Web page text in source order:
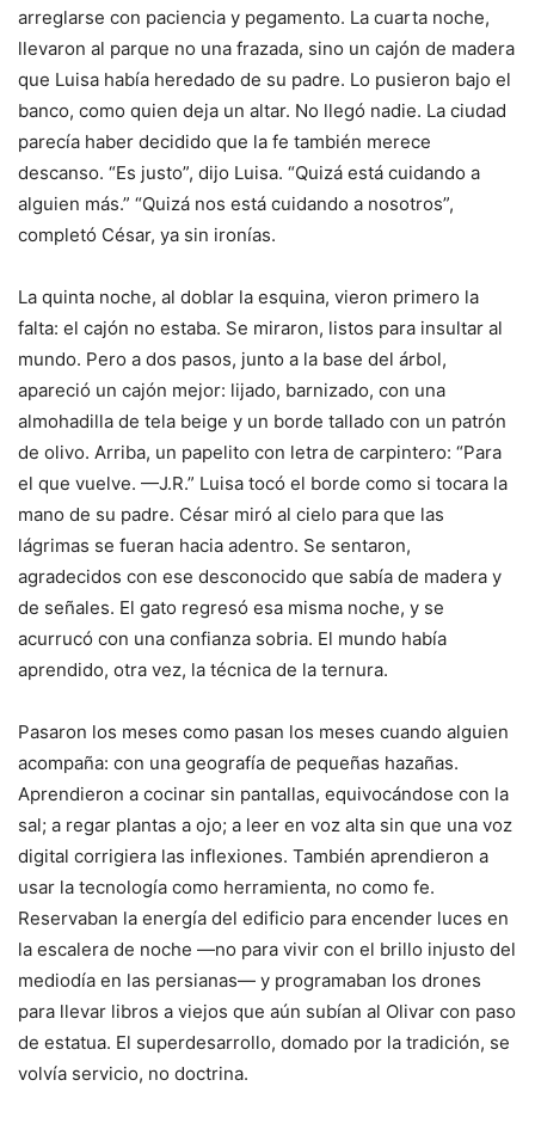
arreglarse con paciencia y pegamento. La cuarta noche,
llevaron al parque no una frazada, sino un cajón de madera
que Luisa había heredado de su padre. Lo pusieron bajo el
banco, como quien deja un altar. No llegó nadie. La ciudad
parecía haber decidido que la fe también merece
descanso. “Es justo”, dijo Luisa. “Quizá está cuidando a
alguien más.” “Quizá nos está cuidando a nosotros”,
completó César, ya sin ironías.
La quinta noche, al doblar la esquina, vieron primero la
falta: el cajón no estaba. Se miraron, listos para insultar al
mundo. Pero a dos pasos, junto a la base del árbol,
apareció un cajón mejor: lijado, barnizado, con una
almohadilla de tela beige y un borde tallado con un patrón
de olivo. Arriba, un papelito con letra de carpintero: “Para
el que vuelve. —J.R.” Luisa tocó el borde como si tocara la
mano de su padre. César miró al cielo para que las
lágrimas se fueran hacia adentro. Se sentaron,
agradecidos con ese desconocido que sabía de madera y
de señales. El gato regresó esa misma noche, y se
acurrucó con una confianza sobria. El mundo había
aprendido, otra vez, la técnica de la ternura.
Pasaron los meses como pasan los meses cuando alguien
acompaña: con una geografía de pequeñas hazañas.
Aprendieron a cocinar sin pantallas, equivocándose con la
sal; a regar plantas a ojo; a leer en voz alta sin que una voz
digital corrigiera las inflexiones. También aprendieron a
usar la tecnología como herramienta, no como fe.
Reservaban la energía del edificio para encender luces en
la escalera de noche —no para vivir con el brillo injusto del
mediodía en las persianas— y programaban los drones
para llevar libros a viejos que aún subían al Olivar con paso
de estatua. El superdesarrollo, domado por la tradición, se
volvía servicio, no doctrina.